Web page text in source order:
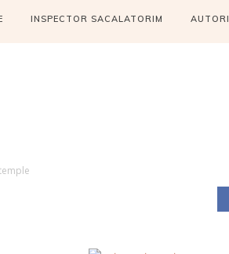
INSPECTOR SACALATORIM AUTORI